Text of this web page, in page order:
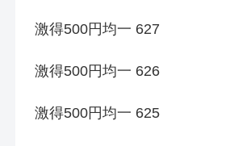
激得500円均一 627
激得500円均一 626
激得500円均一 625